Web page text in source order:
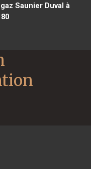
Saunier Duval à